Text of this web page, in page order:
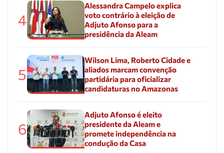
4
Alessandra Campelo explica
voto contrário à eleição de
Adjuto Afonso para a
presidência da Aleam
5
Wilson Lima, Roberto Cidade e
aliados marcam convenção
partidária para oficializar
candidaturas no Amazonas
6
Adjuto Afonso é eleito
presidente da Aleam e
promete independência na
condução da Casa